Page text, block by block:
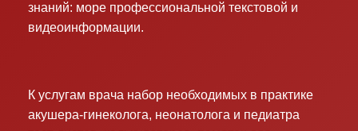
знаний: море профессиональной текстовой и
видеоинформации.
К услугам врача набор необходимых в практике
акушера-гинеколога, неонатолога и педиатра